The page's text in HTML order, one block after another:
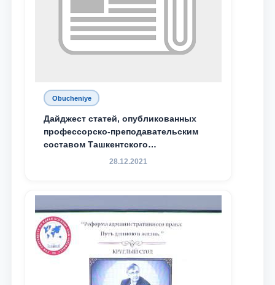
Obucheniye
Дайджест статей, опубликованных
профессорско-преподавательским
составом Ташкентского
государственного юридического
доведения до международного
сообщества результатов реформ и
исследований в сфере
противодействия коррупции
28.12.2021